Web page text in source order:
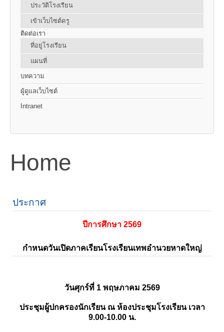
ประวัติโรงเรียน
เข้าเว็บไซต์ครู
ติดต่อเรา
ที่อยู่โรงเรียน
แผนที่
บทความ
ผู้ดูแลเว็บไซต์
Intranet
Home
ประกาศ
ปีการศึกษา 2569
กำหนดวันเปิดภาคเรียนโรงเรียนเทพอำนวยหาดใหญ่
วันศุกร์ที่ 1 พฤษภาคม 2569
ประชุมผู้ปกครองนักเรียน ณ ห้องประชุมโรงเรียน เวลา
9.00-10.00 น.